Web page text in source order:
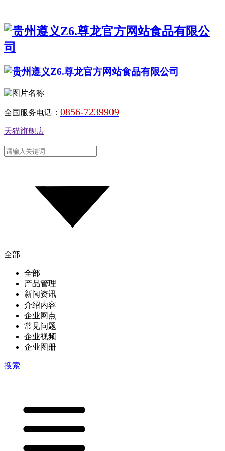
全国服务电话： 0856-7239909
天猫旗舰店
全部
全部
产品管理
新闻资讯
介绍内容
企业网点
常见问题
企业视频
企业图册
搜索